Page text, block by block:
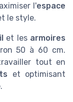
l'espace
le style.
et les armoires
50 à 60 cm.
tout en
et optimisant